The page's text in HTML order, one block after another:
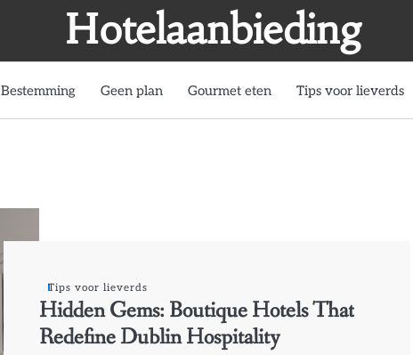
Hotelaanbieding
Bestemming Geen plan Gourmet eten Tips voor lieverds
Tips voor lieverds
Hidden Gems: Boutique Hotels That
Redefine Dublin Hospitality